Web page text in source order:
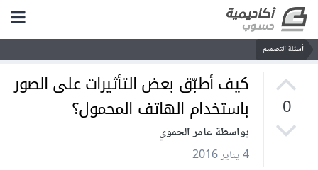
أسئلة التصميم
0
كيف أطبّق بعض التأثيرات على الصور
باستخدام الهاتف المحمول؟
بواسطة عامر الحموي
4 يناير 2016